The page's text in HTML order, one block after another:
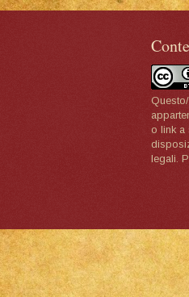
o link a
legali.